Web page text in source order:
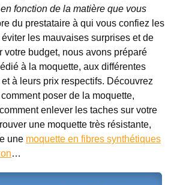
en fonction de la matière que vous
du prestataire à qui vous confiez les
les mauvaises surprises et de
votre budget, nous avons préparé
à la moquette, aux différentes
à leurs prix respectifs. Découvrez
poser de la moquette,
enlever les taches sur votre
une moquette très résistante,
une moquette en fibres synthétiques
…